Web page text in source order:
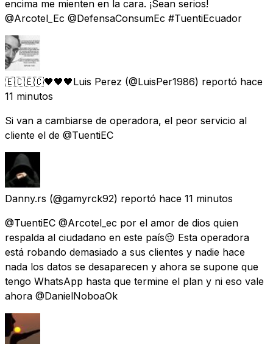
encima me mienten en la cara. ¡Sean serios!
@Arcotel_Ec @DefensaConsumEc #TuentiEcuador
🇪🇨🇪🇨🖤🖤🖤Luis Perez (@LuisPer1986) reportó hace
11 minutos
Si van a cambiarse de operadora, el peor servicio al
cliente el de @TuentiEC
Danny.rs (@gamyrck92) reportó hace 11 minutos
@TuentiEC @Arcotel_ec por el amor de dios quien
respalda al ciudadano en este país😔 Esta operadora
está robando demasiado a sus clientes y nadie hace
nada los datos se desaparecen y ahora se supone que
tengo WhatsApp hasta que termine el plan y ni eso vale
ahora @DanielNoboaOk